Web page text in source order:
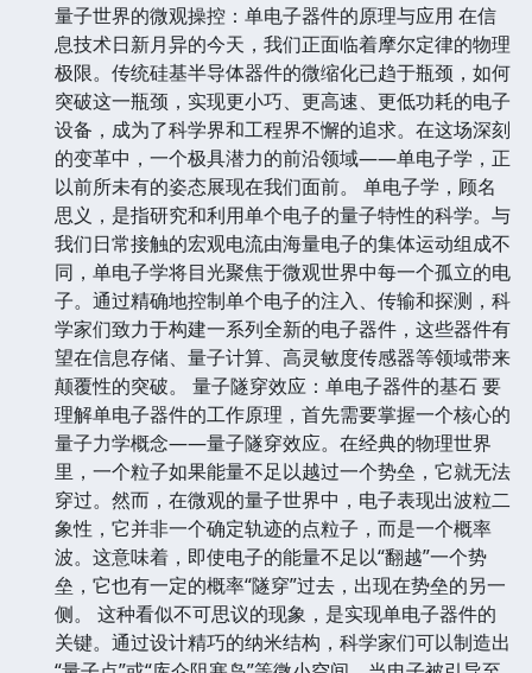
量子世界的微观操控：单电子器件的原理与应用 在信
息技术日新月异的今天，我们正面临着摩尔定律的物理
极限。传统硅基半导体器件的微缩化已趋于瓶颈，如何
突破这一瓶颈，实现更小巧、更高速、更低功耗的电子
设备，成为了科学界和工程界不懈的追求。在这场深刻
的变革中，一个极具潜力的前沿领域——单电子学，正
以前所未有的姿态展现在我们面前。 单电子学，顾名
思义，是指研究和利用单个电子的量子特性的科学。与
我们日常接触的宏观电流由海量电子的集体运动组成不
同，单电子学将目光聚焦于微观世界中每一个孤立的电
子。通过精确地控制单个电子的注入、传输和探测，科
学家们致力于构建一系列全新的电子器件，这些器件有
望在信息存储、量子计算、高灵敏度传感器等领域带来
颠覆性的突破。 量子隧穿效应：单电子器件的基石 要
理解单电子器件的工作原理，首先需要掌握一个核心的
量子力学概念——量子隧穿效应。在经典的物理世界
里，一个粒子如果能量不足以越过一个势垒，它就无法
穿过。然而，在微观的量子世界中，电子表现出波粒二
象性，它并非一个确定轨迹的点粒子，而是一个概率
波。这意味着，即使电子的能量不足以“翻越”一个势
垒，它也有一定的概率“隧穿”过去，出现在势垒的另一
侧。 这种看似不可思议的现象，是实现单电子器件的
关键。通过设计精巧的纳米结构，科学家们可以制造出